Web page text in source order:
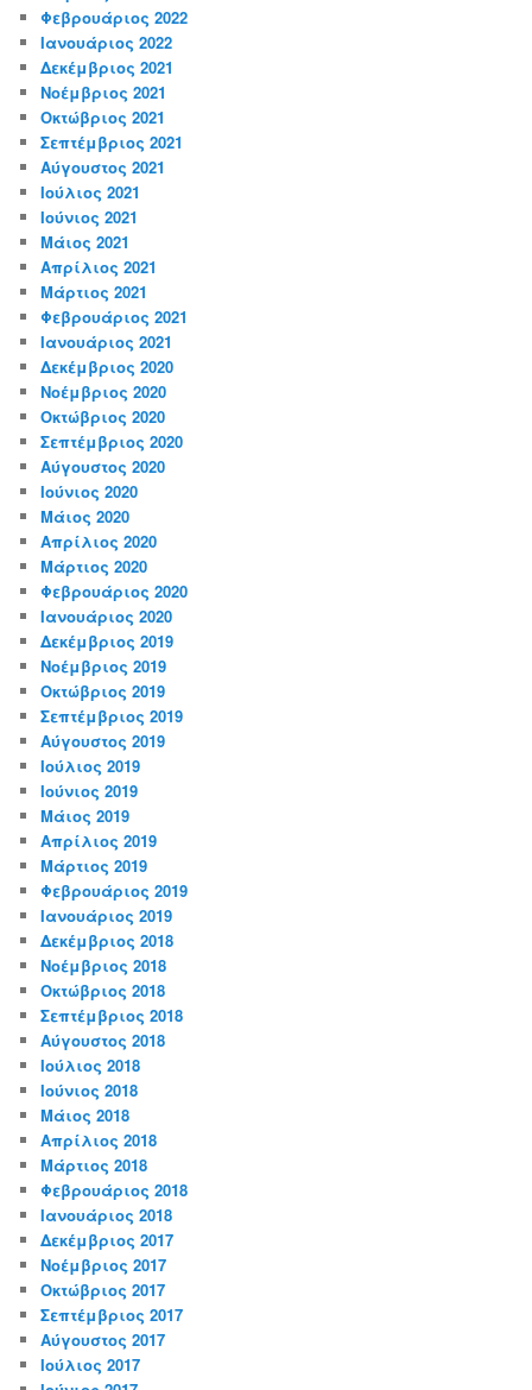
Φεβρουάριος 2022
Ιανουάριος 2022
Δεκέμβριος 2021
Νοέμβριος 2021
Οκτώβριος 2021
Σεπτέμβριος 2021
Αύγουστος 2021
Ιούλιος 2021
Ιούνιος 2021
Μάιος 2021
Απρίλιος 2021
Μάρτιος 2021
Φεβρουάριος 2021
Ιανουάριος 2021
Δεκέμβριος 2020
Νοέμβριος 2020
Οκτώβριος 2020
Σεπτέμβριος 2020
Αύγουστος 2020
Ιούνιος 2020
Μάιος 2020
Απρίλιος 2020
Μάρτιος 2020
Φεβρουάριος 2020
Ιανουάριος 2020
Δεκέμβριος 2019
Νοέμβριος 2019
Οκτώβριος 2019
Σεπτέμβριος 2019
Αύγουστος 2019
Ιούλιος 2019
Ιούνιος 2019
Μάιος 2019
Απρίλιος 2019
Μάρτιος 2019
Φεβρουάριος 2019
Ιανουάριος 2019
Δεκέμβριος 2018
Νοέμβριος 2018
Οκτώβριος 2018
Σεπτέμβριος 2018
Αύγουστος 2018
Ιούλιος 2018
Ιούνιος 2018
Μάιος 2018
Απρίλιος 2018
Μάρτιος 2018
Φεβρουάριος 2018
Ιανουάριος 2018
Δεκέμβριος 2017
Νοέμβριος 2017
Οκτώβριος 2017
Σεπτέμβριος 2017
Αύγουστος 2017
Ιούλιος 2017